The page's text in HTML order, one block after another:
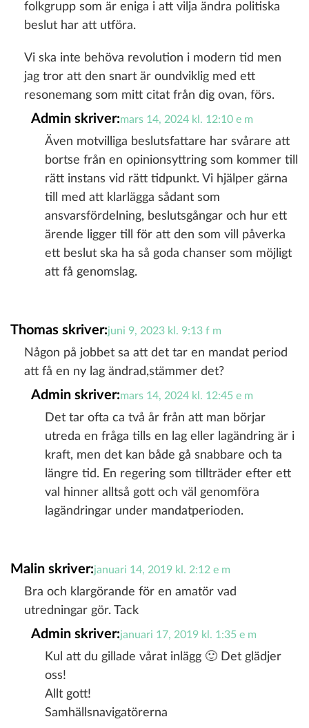
folkgrupp som är eniga i att vilja ändra politiska
beslut har att utföra.
Vi ska inte behöva revolution i modern tid men
jag tror att den snart är oundviklig med ett
resonemang som mitt citat från dig ovan, förs.
Admin skriver:mars 14, 2024 kl. 12:10 e m
Även motvilliga beslutsfattare har svårare att
bortse från en opinionsyttring som kommer till
rätt instans vid rätt tidpunkt. Vi hjälper gärna
till med att klarlägga sådant som
ansvarsfördelning, beslutsgångar och hur ett
ärende ligger till för att den som vill påverka
ett beslut ska ha så goda chanser som möjligt
att få genomslag.
Thomas skriver:juni 9, 2023 kl. 9:13 f m
Någon på jobbet sa att det tar en mandat period
att få en ny lag ändrad,stämmer det?
Admin skriver:mars 14, 2024 kl. 12:45 e m
Det tar ofta ca två år från att man börjar
utreda en fråga tills en lag eller lagändring är i
kraft, men det kan både gå snabbare och ta
längre tid. En regering som tillträder efter ett
val hinner alltså gott och väl genomföra
lagändringar under mandatperioden.
Malin skriver:januari 14, 2019 kl. 2:12 e m
Bra och klargörande för en amatör vad
utredningar gör. Tack
Admin skriver:januari 17, 2019 kl. 1:35 e m
Kul att du gillade vårat inlägg 🙂 Det glädjer
oss!
Allt gott!
Samhällsnavigatörerna